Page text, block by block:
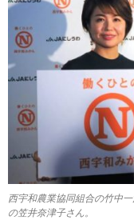
西宇和農業協同組合の竹中
の笠井奈津子さん。